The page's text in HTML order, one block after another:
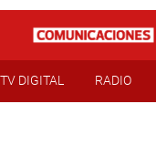
TV DIGITAL RADIO